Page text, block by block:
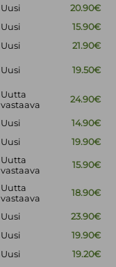
Uusi
20.90€
Uusi
15.90€
Uusi
21.90€
Uusi 19.50€
Uutta
vastaava
24.90€
Uusi
14.90€
Uusi 19.90€
Uutta
vastaava
15.90€
Uutta
vastaava
18.90€
Uusi
23.90€
Uusi
19.90€
Uusi
19.20€